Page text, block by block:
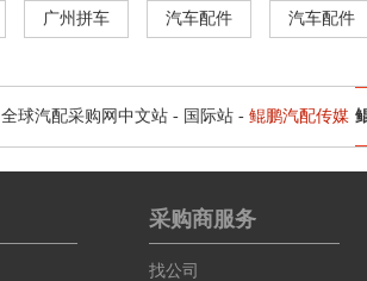
广州拼车 汽车配件 汽车配件
全球汽配采购网中文站 - 国际站 - 鲲鹏汽配传媒
采购商服务
找公司